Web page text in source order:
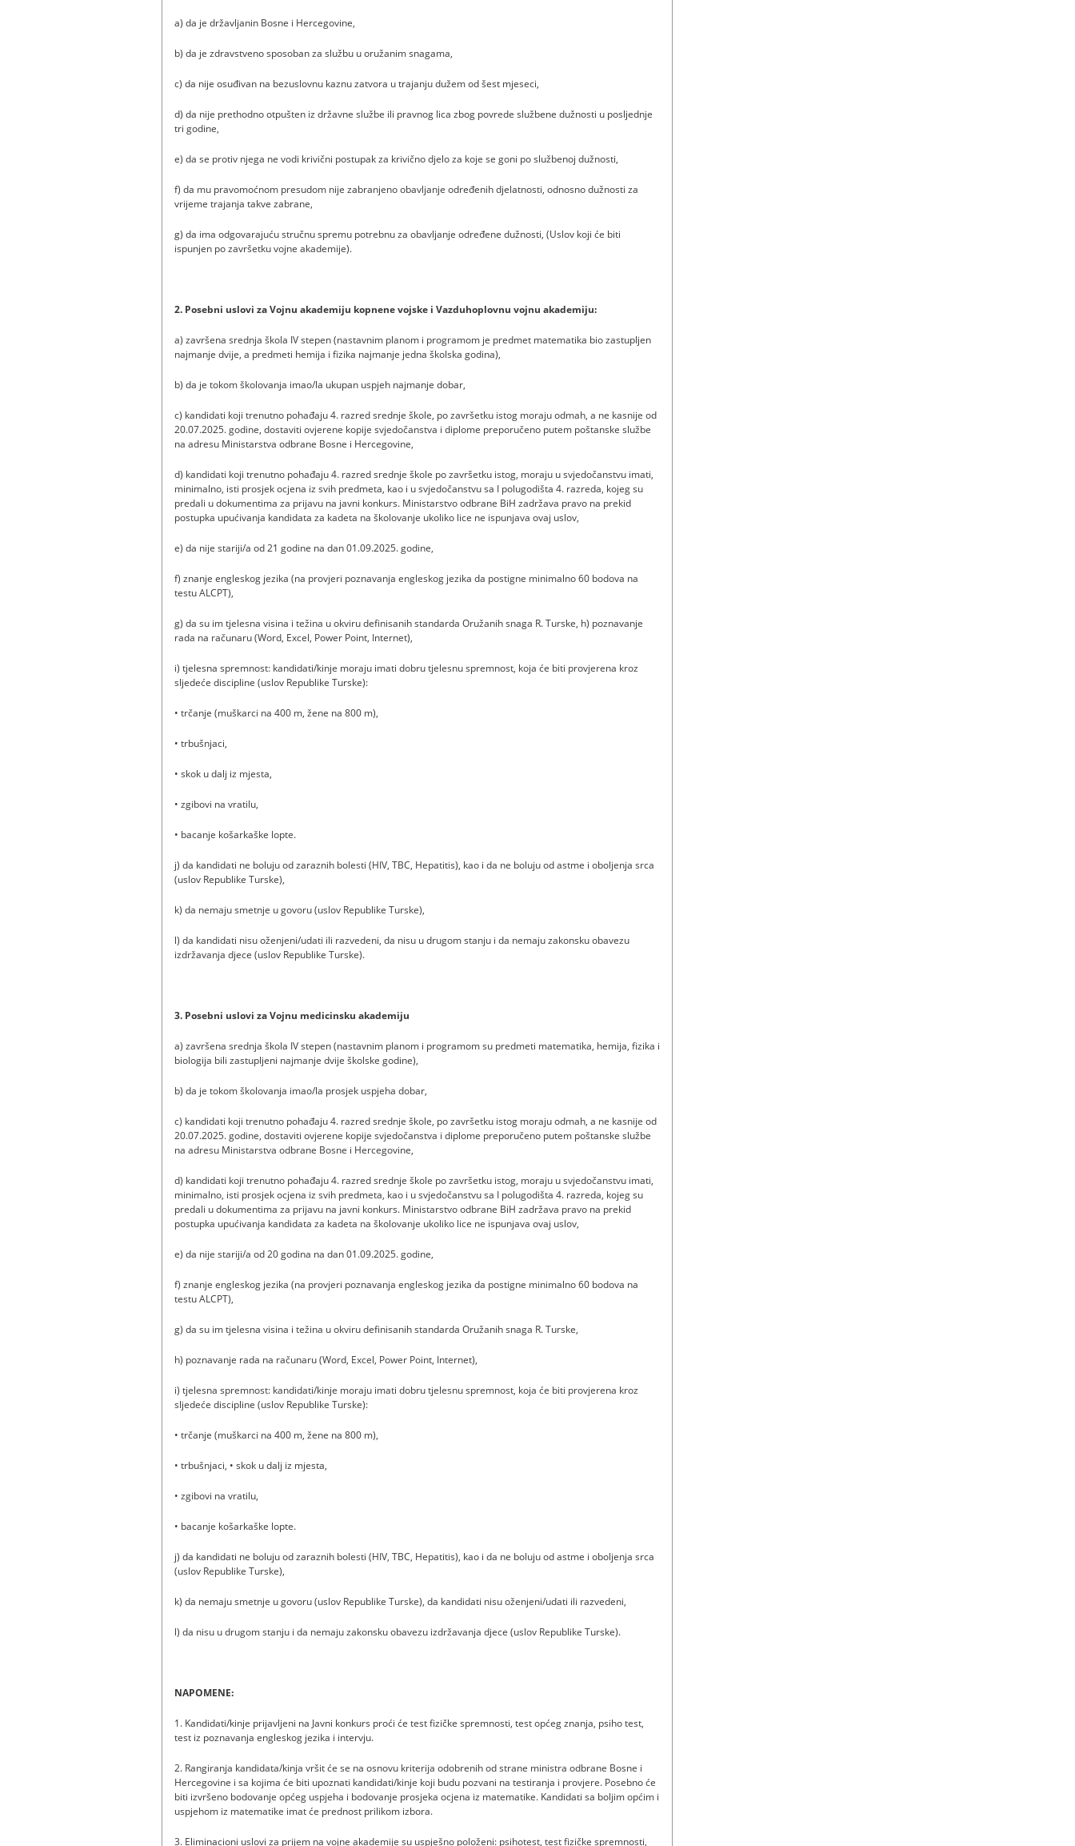
a) da je državljanin Bosne i Hercegovine,
b) da je zdravstveno sposoban za službu u oružanim snagama,
c) da nije osuđivan na bezuslovnu kaznu zatvora u trajanju dužem od šest mjeseci,
d) da nije prethodno otpušten iz državne službe ili pravnog lica zbog povrede službene dužnosti u posljednje
tri godine,
e) da se protiv njega ne vodi krivični postupak za krivično djelo za koje se goni po službenoj dužnosti,
f) da mu pravomoćnom presudom nije zabranjeno obavljanje određenih djelatnosti, odnosno dužnosti za
vrijeme trajanja takve zabrane,
g) da ima odgovarajuću stručnu spremu potrebnu za obavljanje određene dužnosti, (Uslov koji će biti
ispunjen po završetku vojne akademije).
2. Posebni uslovi za Vojnu akademiju kopnene vojske i Vazduhoplovnu vojnu akademiju:
a) završena srednja škola IV stepen (nastavnim planom i programom je predmet matematika bio zastupljen
najmanje dvije, a predmeti hemija i fizika najmanje jedna školska godina),
b) da je tokom školovanja imao/la ukupan uspjeh najmanje dobar,
c) kandidati koji trenutno pohađaju 4. razred srednje škole, po završetku istog moraju odmah, a ne kasnije od
20.07.2025. godine, dostaviti ovjerene kopije svjedočanstva i diplome preporučeno putem poštanske službe
na adresu Ministarstva odbrane Bosne i Hercegovine,
d) kandidati koji trenutno pohađaju 4. razred srednje škole po završetku istog, moraju u svjedočanstvu imati,
minimalno, isti prosjek ocjena iz svih predmeta, kao i u svjedočanstvu sa I polugodišta 4. razreda, kojeg su
predali u dokumentima za prijavu na javni konkurs. Ministarstvo odbrane BiH zadržava pravo na prekid
postupka upućivanja kandidata za kadeta na školovanje ukoliko lice ne ispunjava ovaj uslov,
e) da nije stariji/a od 21 godine na dan 01.09.2025. godine,
f) znanje engleskog jezika (na provjeri poznavanja engleskog jezika da postigne minimalno 60 bodova na
testu ALCPT),
g) da su im tjelesna visina i težina u okviru definisanih standarda Oružanih snaga R. Turske, h) poznavanje
rada na računaru (Word, Excel, Power Point, Internet),
i) tjelesna spremnost: kandidati/kinje moraju imati dobru tjelesnu spremnost, koja će biti provjerena kroz
sljedeće discipline (uslov Republike Turske):
• trčanje (muškarci na 400 m, žene na 800 m),
• trbušnjaci,
• skok u dalj iz mjesta,
• zgibovi na vratilu,
• bacanje košarkaške lopte.
j) da kandidati ne boluju od zaraznih bolesti (HIV, TBC, Hepatitis), kao i da ne boluju od astme i oboljenja srca
(uslov Republike Turske),
k) da nemaju smetnje u govoru (uslov Republike Turske),
l) da kandidati nisu oženjeni/udati ili razvedeni, da nisu u drugom stanju i da nemaju zakonsku obavezu
izdržavanja djece (uslov Republike Turske).
3. Posebni uslovi za Vojnu medicinsku akademiju
a) završena srednja škola IV stepen (nastavnim planom i programom su predmeti matematika, hemija, fizika i
biologija bili zastupljeni najmanje dvije školske godine),
b) da je tokom školovanja imao/la prosjek uspjeha dobar,
c) kandidati koji trenutno pohađaju 4. razred srednje škole, po završetku istog moraju odmah, a ne kasnije od
20.07.2025. godine, dostaviti ovjerene kopije svjedočanstva i diplome preporučeno putem poštanske službe
na adresu Ministarstva odbrane Bosne i Hercegovine,
d) kandidati koji trenutno pohađaju 4. razred srednje škole po završetku istog, moraju u svjedočanstvu imati,
minimalno, isti prosjek ocjena iz svih predmeta, kao i u svjedočanstvu sa I polugodišta 4. razreda, kojeg su
predali u dokumentima za prijavu na javni konkurs. Ministarstvo odbrane BiH zadržava pravo na prekid
postupka upućivanja kandidata za kadeta na školovanje ukoliko lice ne ispunjava ovaj uslov,
e) da nije stariji/a od 20 godina na dan 01.09.2025. godine,
f) znanje engleskog jezika (na provjeri poznavanja engleskog jezika da postigne minimalno 60 bodova na
testu ALCPT),
g) da su im tjelesna visina i težina u okviru definisanih standarda Oružanih snaga R. Turske,
h) poznavanje rada na računaru (Word, Excel, Power Point, Internet),
i) tjelesna spremnost: kandidati/kinje moraju imati dobru tjelesnu spremnost, koja će biti provjerena kroz
sljedeće discipline (uslov Republike Turske):
• trčanje (muškarci na 400 m, žene na 800 m),
• trbušnjaci, • skok u dalj iz mjesta,
• zgibovi na vratilu,
• bacanje košarkaške lopte.
j) da kandidati ne boluju od zaraznih bolesti (HIV, TBC, Hepatitis), kao i da ne boluju od astme i oboljenja srca
(uslov Republike Turske),
k) da nemaju smetnje u govoru (uslov Republike Turske), da kandidati nisu oženjeni/udati ili razvedeni,
l) da nisu u drugom stanju i da nemaju zakonsku obavezu izdržavanja djece (uslov Republike Turske).
NAPOMENE:
1. Kandidati/kinje prijavljeni na Javni konkurs proći će test fizičke spremnosti, test općeg znanja, psiho test,
test iz poznavanja engleskog jezika i intervju.
2. Rangiranja kandidata/kinja vršit će se na osnovu kriterija odobrenih od strane ministra odbrane Bosne i
Hercegovine i sa kojima će biti upoznati kandidati/kinje koji budu pozvani na testiranja i provjere. Posebno će
biti izvršeno bodovanje općeg uspjeha i bodovanje prosjeka ocjena iz matematike. Kandidati sa boljim općim i
uspjehom iz matematike imat će prednost prilikom izbora.
3. Eliminacioni uslovi za prijem na vojne akademije su uspješno položeni: psihotest, test fizičke spremnosti,